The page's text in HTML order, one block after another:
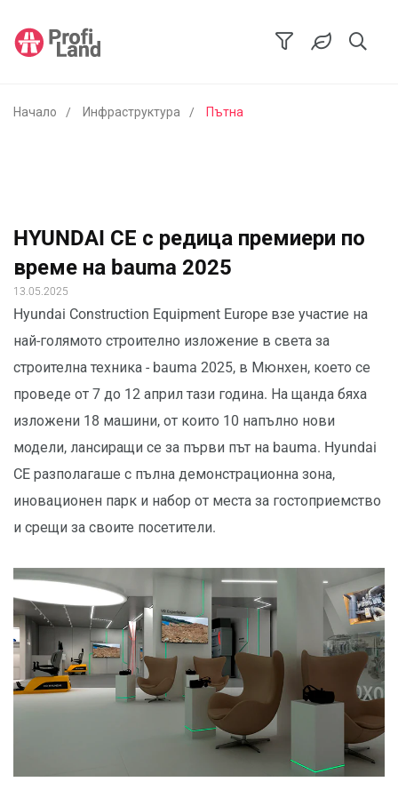
Начало Инфраструктура Пътна
HYUNDAI CE с редица премиери по
време на bauma 2025
13.05.2025
Hyundai Construction Equipment Europe взе участие на
най-голямото строително изложение в света за
строителна техника - bauma 2025, в Мюнхен, което се
проведе от 7 до 12 април тази година. На щанда бяха
изложени 18 машини, от които 10 напълно нови
модели, лансиращи се за първи път на bauma. Hyundai
CE разполагаше с пълна демонстрационна зона,
иновационен парк и набор от места за гостоприемство
и срещи за своите посетители.